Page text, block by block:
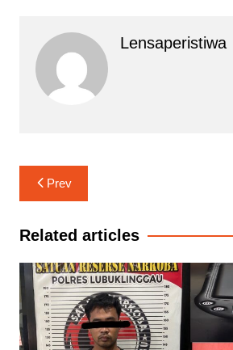
Lensaperistiwa
Navigasi
pos
Prev
Related articles